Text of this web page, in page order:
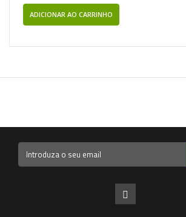
ADICIONAR AO CARRINHO